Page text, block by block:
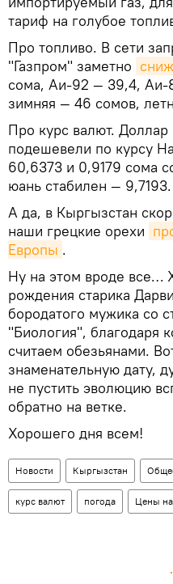
тариф на голубое
Про топливо. В сети
"Газпром" заметно
сома, Аи-92 — 39,4, Аи-
зимняя — 46 сомов,
Про курс валют.
подешевели по курсу
60,6373 и 0,9179 сома
юань стабилен — 9,7193.
А да, в Кыргызстан
наши грецкие орехи
Европы .
Ну на этом вроде все…
рождения старика
бородатого мужика со
"Биология", благодаря
считаем обезьянами.
знаменательную дату,
не пустить эволюцию
обратно на ветке.
Хорошего дня всем!
Новости Кыргызстан
курс валют погода Цены